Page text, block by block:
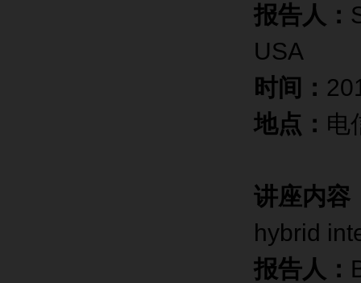
报告人：
USA
时间：
地点： 电
讲座内容
hybrid
报告人：